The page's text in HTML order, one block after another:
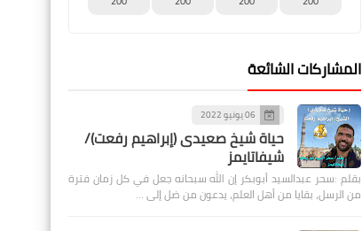
المشاركات الشائعة
06 يونيو 2022
حياة شيخ صعيدى (إبراهيم رفعت)/
شيفاتايمز
بقلم :سحر عبدالسيد أبوبكر إن الله سبحانه جعل في كل زمان فترة
من الرسل، بقايا من أهل العلم، يدعون من ضل إلى …